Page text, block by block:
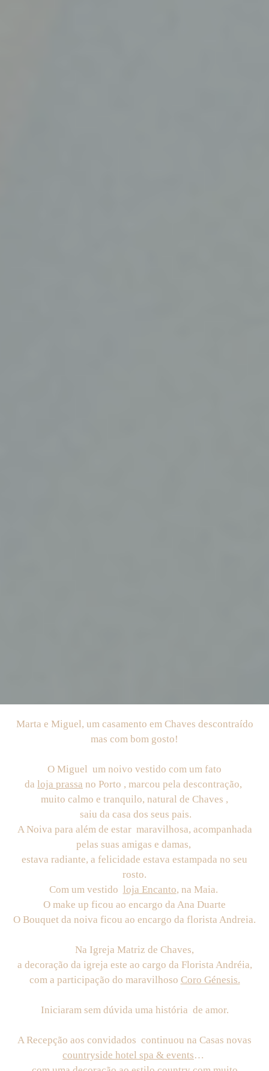
Marta e Miguel, um casamento em Chaves descontraído
mas com bom gosto!
O Miguel um noivo vestido com um fato
da loja prassa no Porto , marcou pela descontração,
muito calmo e tranquilo, natural de Chaves ,
saiu da casa dos seus pais.
A Noiva para além de estar maravilhosa, acompanhada
pelas suas amigas e damas,
estava radiante, a felicidade estava estampada no seu
rosto.
Com um vestido loja Encanto, na Maia.
O make up ficou ao encargo da Ana Duarte
O Bouquet da noiva ficou ao encargo da florista Andreia.
Na Igreja Matriz de Chaves,
a decoração da igreja este ao cargo da Florista Andréia,
com a participação do maravilhoso Coro Génesis.
Iniciaram sem dúvida uma história de amor.
A Recepção aos convidados continuou na Casas novas
countryside hotel spa & events…